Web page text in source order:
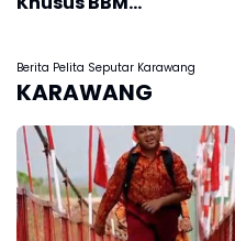
Berita Pelita Seputar Karawang
KARAWANG